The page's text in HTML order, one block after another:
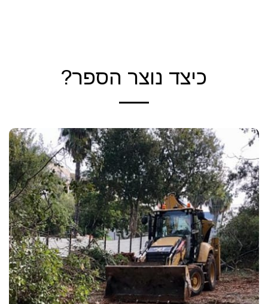
כיצד נוצר הספר?